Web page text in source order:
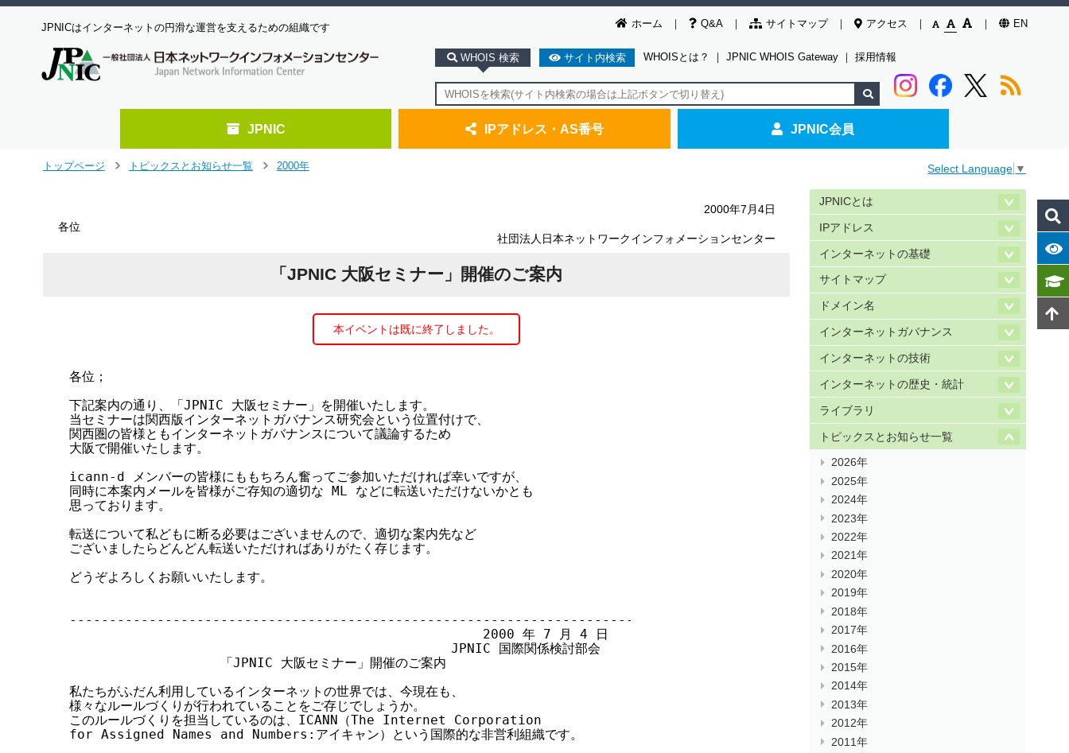
ホーム Q&A サイトマップ アクセス EN
JPNICはインターネットの円滑な運営を支えるための組織です
WHOIS 検索 サイト内検索 WHOISとは？ ｜ JPNIC WHOIS Gateway ｜ 採用情報
JPNIC IPアドレス・AS番号 JPNIC会員
トップページ
トピックスとお知らせ一覧
2000年 Select Language ▼
2000年7月4日
各位
社団法人日本ネットワークインフォメーションセンター
「JPNIC 大阪セミナー」開催のご案内
本イベントは既に終了しました。
各位；
下記案内の通り、「JPNIC 大阪セミナー」を開催いたします。
当セミナーは関西版インターネットガバナンス研究会という位置付けで、
関西圏の皆様ともインターネットガバナンスについて議論するため
大阪で開催いたします。
icann-d メンバーの皆様にももちろん奮ってご参加いただければ幸いですが、
同時に本案内メールを皆様がご存知の適切な ML などに転送いただけないかとも
思っております。
転送について私どもに断る必要はございませんので、適切な案内先など
ございましたらどんどん転送いただければありがたく存じます。
どうぞよろしくお願いいたします。
-----------------------------------------------------------------------
                                                    2000 年 7 月 4 日
                                                JPNIC 国際関係検討部会
                   「JPNIC 大阪セミナー」開催のご案内
私たちがふだん利用しているインターネットの世界では、今現在も、
様々なルールづくりが行われていることをご存じでしょうか。
このルールづくりを担当しているのは、ICANN（The Internet Corporation
for Assigned Names and Numbers:アイキャン）という国際的な非営利組織です。
JPNICとは
IPアドレス
インターネットの基礎
サイトマップ
ドメイン名
インターネットガバナンス
インターネットの技術
インターネットの歴史・統計
ライブラリ
トピックスとお知らせ一覧
2026年
2025年
2024年
2023年
2022年
2021年
2020年
2019年
2018年
2017年
2016年
2015年
2014年
2013年
2012年
2011年